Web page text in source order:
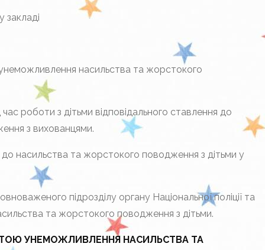
закладі
насильства та жорстокого
роботи з дітьми відповідального ставлення до
з вихованцями.
насильства та жорстокого поводження з дітьми у
підрозділу органу Національної поліції та
та жорстокого поводження з дітьми.
УНЕМОЖЛИВЛЕННЯ НАСИЛЬСТВА ТА